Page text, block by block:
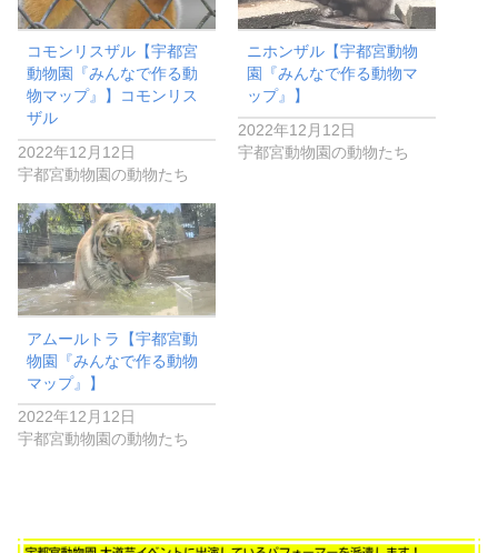
コモンリスザル【宇都宮
動物園『みんなで作る動
物マップ』】コモンリス
ザル
2022年12月12日
宇都宮動物園の動物たち
ニホンザル【宇都宮動物
園『みんなで作る動物マ
ップ』】
2022年12月12日
宇都宮動物園の動物たち
アムールトラ【宇都宮動
物園『みんなで作る動物
マップ』】
2022年12月12日
宇都宮動物園の動物たち